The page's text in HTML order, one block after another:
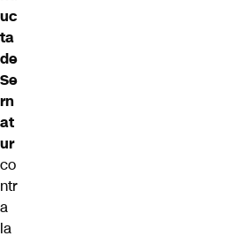
uc
ta
de
Se
rn
at
ur
co
ntr
a
la